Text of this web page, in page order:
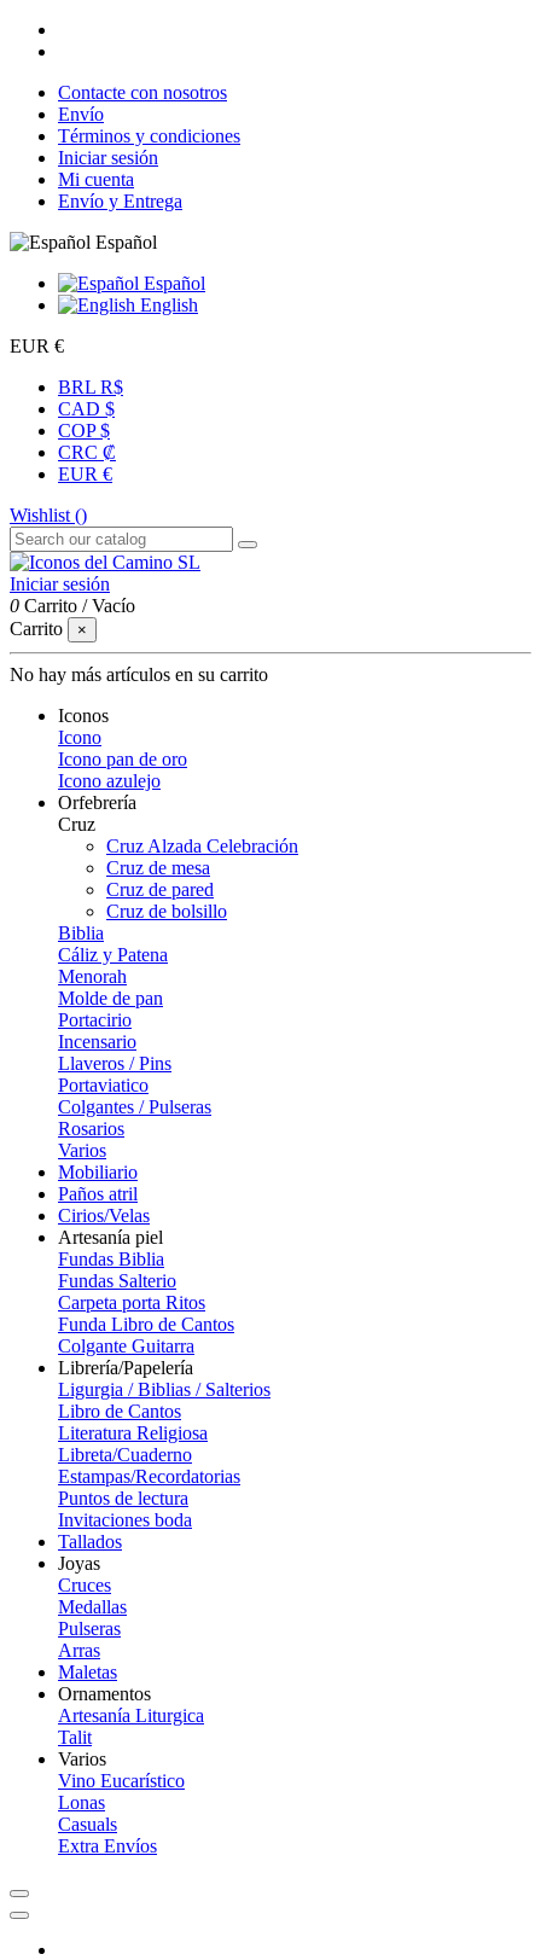
Contacte con nosotros
Envío
Términos y condiciones
Iniciar sesión
Mi cuenta
Envío y Entrega
Español
Español
English
EUR €
BRL R$
CAD $
COP $
CRC ₡
EUR €
Wishlist ()
Iniciar sesión
0 Carrito /Vacío
Carrito
×
No hay más artículos en su carrito
Iconos
Icono
Icono pan de oro
Icono azulejo
Orfebrería
Cruz
Cruz Alzada Celebración
Cruz de mesa
Cruz de pared
Cruz de bolsillo
Biblia
Cáliz y Patena
Menorah
Molde de pan
Portacirio
Incensario
Llaveros / Pins
Portaviatico
Colgantes / Pulseras
Rosarios
Varios
Mobiliario
Paños atril
Cirios/Velas
Artesanía piel
Fundas Biblia
Fundas Salterio
Carpeta porta Ritos
Funda Libro de Cantos
Colgante Guitarra
Librería/Papelería
Ligurgia / Biblias / Salterios
Libro de Cantos
Literatura Religiosa
Libreta/Cuaderno
Estampas/Recordatorias
Puntos de lectura
Invitaciones boda
Tallados
Joyas
Cruces
Medallas
Pulseras
Arras
Maletas
Ornamentos
Artesanía Liturgica
Talit
Varios
Vino Eucarístico
Lonas
Casuals
Extra Envíos